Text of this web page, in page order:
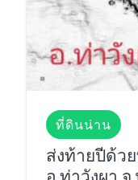
ที่ดินน่าน
ส่งท้ายปีด้ว